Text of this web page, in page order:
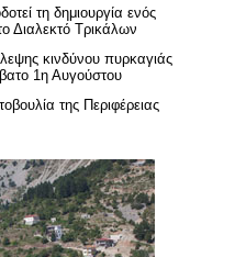
τη δημιουργία ενός
Διαλεκτό Τρικάλων
κινδύνου πυρκαγιάς
1η Αυγούστου
της Περιφέρειας